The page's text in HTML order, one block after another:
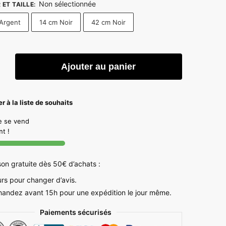
prix :
9,99 €
13,99 €
ET TAILLE: Non sélectionnée
14 cm Noir 42 cm Noir
Ajouter au panier
à la liste de souhaits
se vend
!
gratuite dès 50€ d’achats :
pour changer d’avis.
avant 15h pour une expédition le jour même.
Paiements sécurisés